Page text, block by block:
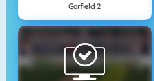
Garfield 2